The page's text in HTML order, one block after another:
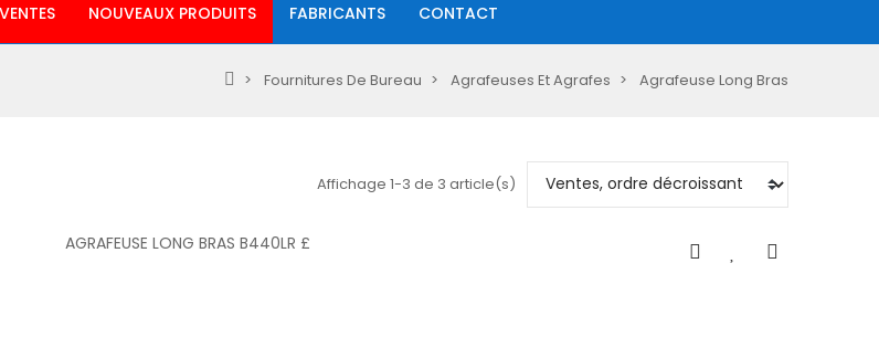
NOUVEAUX PRODUITS FABRICANTS CONTACT
Fournitures De Bureau Agrafeuses Et Agrafes Agrafeuse Long Bras
Affichage 1-3 de 3 article(s)
AGRAFEUSE LONG BRAS B440LR £